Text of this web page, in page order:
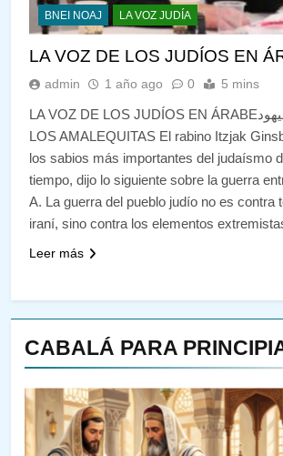
CABALÁ PARA
144
BNEI NOAJ LA VOZ JUDÍA
LA VOZ DE LOS JUDÍOS EN
admin 1 año ago 0 5 mins
LA VOZ DE LOS JUDÍOS EN ÁRABEصوت اليهود IRÁN Y
LOS AMALEQUITAS El rabino Itzjak
los sabios más importantes del judaísmo
tiempo, dijo lo siguiente sobre la guerra
A. La guerra del pueblo judío no es contra
iraní, sino contra los elementos
Leer más